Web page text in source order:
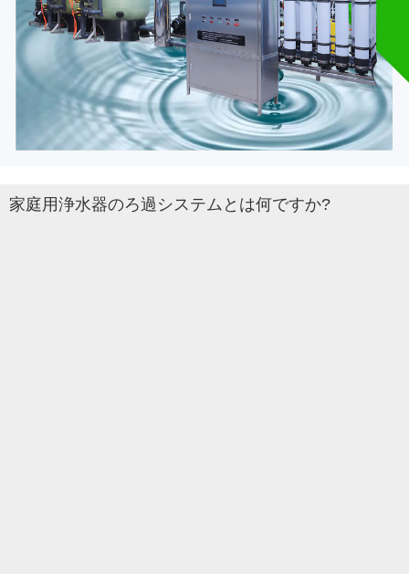
家庭用浄水器のろ過システムとは何ですか?